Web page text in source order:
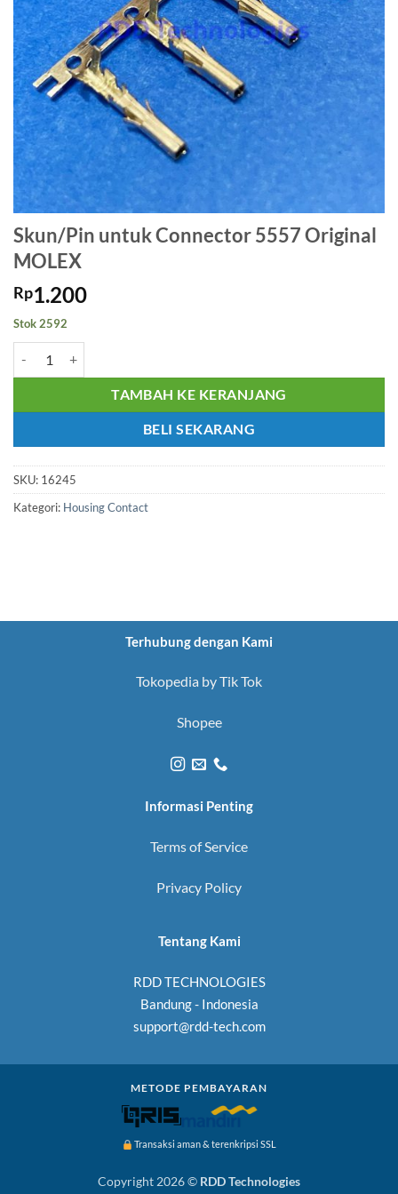
Skun/Pin untuk Connector 5557 Original
MOLEX
Rp1.200
Stok 2592
TAMBAH KE KERANJANG
BELI SEKARANG
SKU: 16245
Kategori: Housing Contact
Terhubung dengan Kami
Tokopedia by Tik Tok
Shopee
Informasi Penting
Terms of Service
Privacy Policy
Tentang Kami
RDD TECHNOLOGIES
Bandung - Indonesia
support@rdd-tech.com
METODE PEMBAYARAN
Transaksi aman & terenkripsi SSL
Copyright 2026 © RDD Technologies